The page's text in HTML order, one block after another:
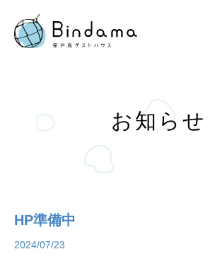
お知らせ
HP準備中
2024/07/23